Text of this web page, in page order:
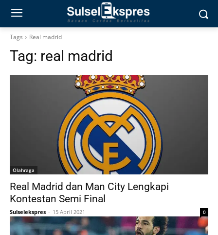
Tags Real madrid
Tag: real madrid
Olahraga
Real Madrid dan Man City Lengkapi
Kontestan Semi Final
Sulselekspres - 15 April 2021 0